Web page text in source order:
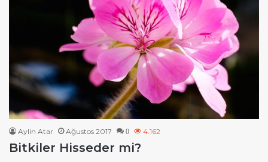
Aylin Atar Ağustos 2017 0 4.162
Bitkiler Hisseder mi?